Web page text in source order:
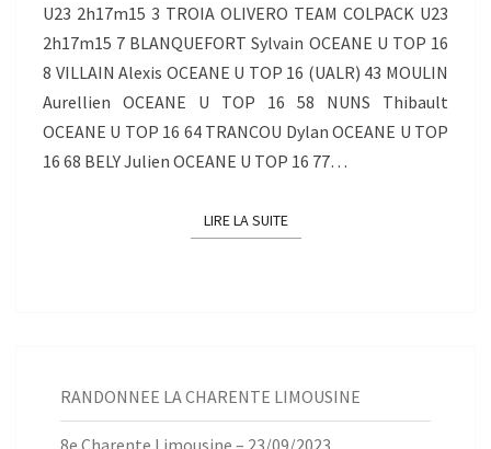
U23 2h17m15 3 TROIA OLIVERO TEAM COLPACK U23
2h17m15 7 BLANQUEFORT Sylvain OCEANE U TOP 16
8 VILLAIN Alexis OCEANE U TOP 16 (UALR) 43 MOULIN
Aurellien OCEANE U TOP 16 58 NUNS Thibault
OCEANE U TOP 16 64 TRANCOU Dylan OCEANE U TOP
16 68 BELY Julien OCEANE U TOP 16 77…
LIRE LA SUITELIRE LA SUITE
RANDONNEE LA CHARENTE LIMOUSINE